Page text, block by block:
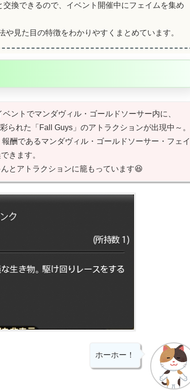
換できるので、イベント開催中にフェイムを集め
見た目の特徴をわかりやすくまとめています。
ントでマンダヴィル・ゴールドソーサー内に、
られた「Fall Guys」のアトラクションが出現中～。
酬であるマンダヴィル・ゴールドソーサー・フェイ
きます。
とアトラクションに籠もっています😆
ホーホー！